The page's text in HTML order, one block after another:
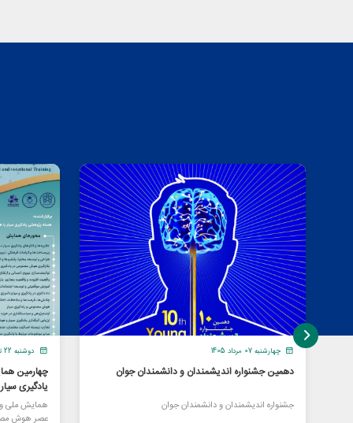
چهارشنبه 07 مرداد 1405
دهمین جشنواره اندیشمندان و دانشمندان جوان
جشنواره اندیشمندان و دانشمندان جوان
دوشنبه 22 تیر 1405
چهارمین
یادگیری
همایش ملی و
عصر هوش